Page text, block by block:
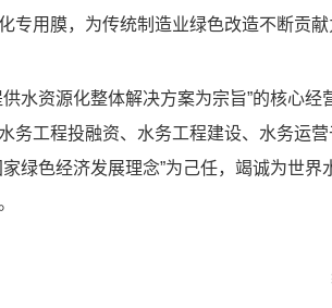
专用膜，为传统制造业绿色改造不断贡献
水资源化整体解决方案为宗旨”的核心经
务工程投融资、水务工程建设、水务运
绿色经济发展理念”为己任，竭诚为世界